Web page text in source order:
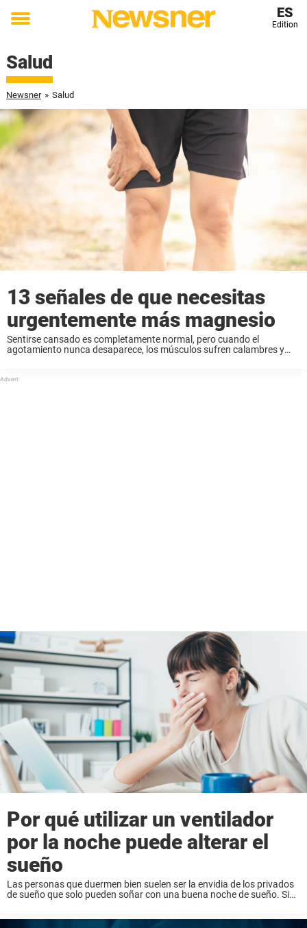
Toggle
ES
Edition
Salud
Newsner » Salud
13 señales de que necesitas
urgentemente más magnesio
Sentirse cansado es completamente normal, pero cuando el
agotamiento nunca desaparece, los músculos sufren calambres y
Por qué utilizar un ventilador
por la noche puede alterar el
sueño
Las personas que duermen bien suelen ser la envidia de los privados
de sueño que solo pueden soñar con una buena noche de sueño. Si